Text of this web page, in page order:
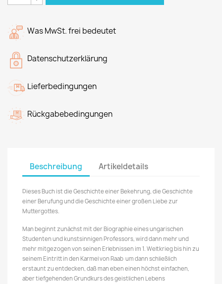
Was MwSt. frei bedeutet
Datenschutzerklärung
Lieferbedingungen
Rückgabebedingungen
Beschreibung Artikeldetails
Dieses Buch ist die Geschichte einer Bekehrung, die Geschichte
einer Berufung und die Geschichte einer großen Liebe zur
Muttergottes.
Man beginnt zunächst mit der Biographie eines ungarischen
Studenten und kunstsinnigen Professors, wird dann mehr und
mehr mitgezogen von seinen Erlebnissen im 1. Weltkrieg bis hin zu
seinem Eintritt in den Karmel von Raab ­ um dann schließlich
erstaunt zu entdecken, daß man eben einen höchst einfachen,
aber tiefgehenden Grundkurs des geistlichen Lebens